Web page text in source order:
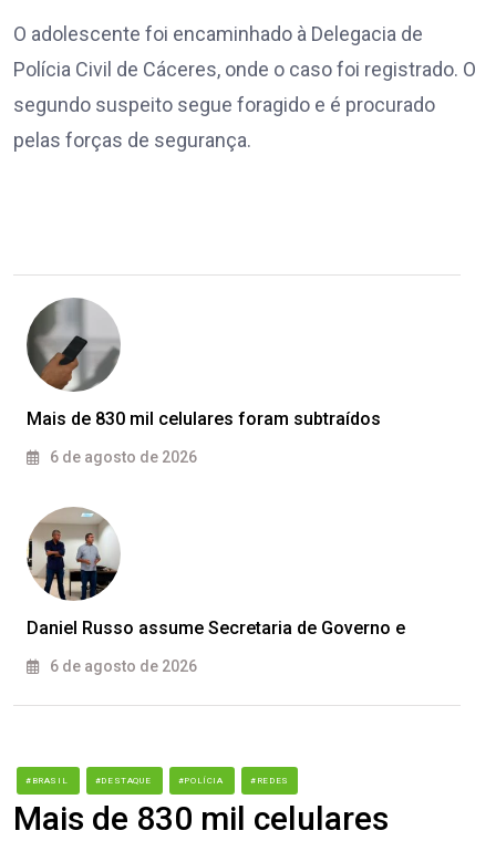
O adolescente foi encaminhado à Delegacia de
Polícia Civil de Cáceres, onde o caso foi registrado. O
segundo suspeito segue foragido e é procurado
pelas forças de segurança.
Mais de 830 mil celulares foram subtraídos
6 de agosto de 2026
Daniel Russo assume Secretaria de Governo e
6 de agosto de 2026
#BRASIL #DESTAQUE #POLÍCIA #REDES
Mais de 830 mil celulares